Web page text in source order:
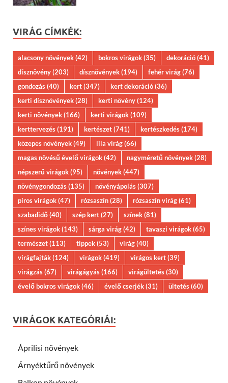
VIRÁG CÍMKÉK:
alacsony növények(42) bokros virágok(35) dekoráció(41)
dísznövény(203) dísznövények(194) fehér virág(76)
gondozás(40) kert(347) kert dekoráció(36)
kerti dísznövények(28) kerti növény(124)
kerti növények(166) kerti virágok(109)
kerttervezés(191) kertészet(741) kertészkedés(174)
közepes növények(49) lila virág(66)
magas növésű évelő virágok(42) nagyméretű növények(28)
népszerű virágok(95) növények(447)
növénygondozás(135) növényápolás(307)
piros virágok(47) rózsaszín(28) rózsaszín virág(61)
szabadidő(40) szép kert(27) színek(81)
színes virágok(143) sárga virág(42) tavaszi virágok(65)
természet(113) tippek(53) virág(40)
virágfajták(124) virágok(419) virágos kert(39)
virágzás(67) virágágyás(166) virágültetés(30)
évelő bokros virágok(46) évelő cserjék(31) ültetés(60)
VIRÁGOK KATEGÓRIÁI:
Áprilisi növények
Árnyéktűrő növények